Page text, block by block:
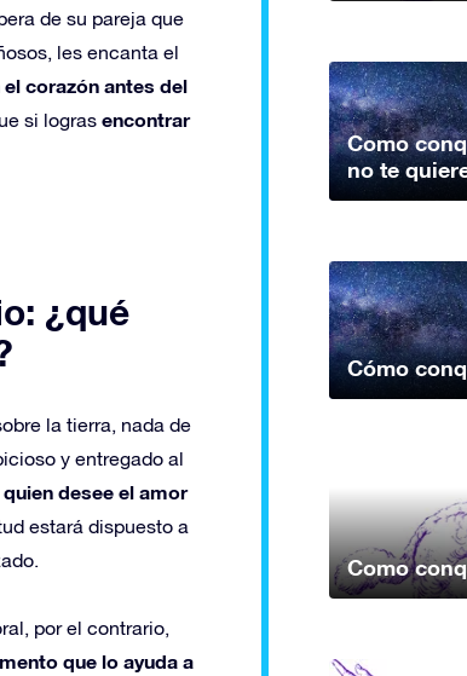
de su pareja que
les encanta el
el corazón antes del
si logras encontrar
¿qué
la tierra, nada de
y entregado al
desee el amor
estará dispuesto a
por el contrario,
que lo ayuda a
Como
no te
Cómo
Como